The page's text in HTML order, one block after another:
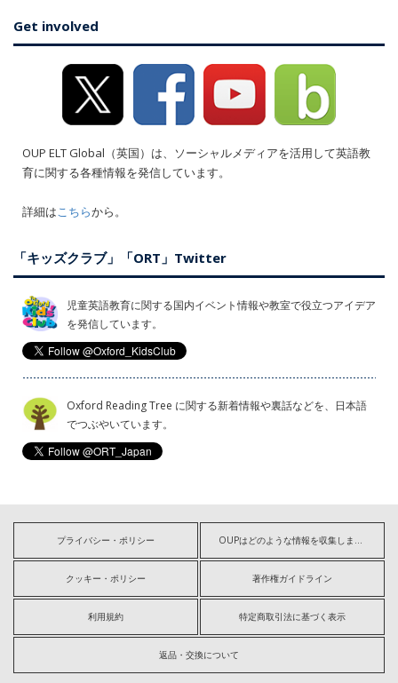
Get involved
OUP ELT Global（英国）は、ソーシャルメディアを活用して英語教
育に関する各種情報を発信しています。
詳細はこちらから。
「キッズクラブ」「ORT」Twitter
児童英語教育に関する国内イベント情報や教室で役立つアイデア
を発信しています。
Oxford Reading Tree に関する新着情報や裏話などを、日本語
でつぶやいています。
プライバシー・ポリシー OUPはどのような情報を収集しますか?
クッキー・ポリシー 著作権ガイドライン
利用規約 特定商取引法に基づく表示
返品・交換について